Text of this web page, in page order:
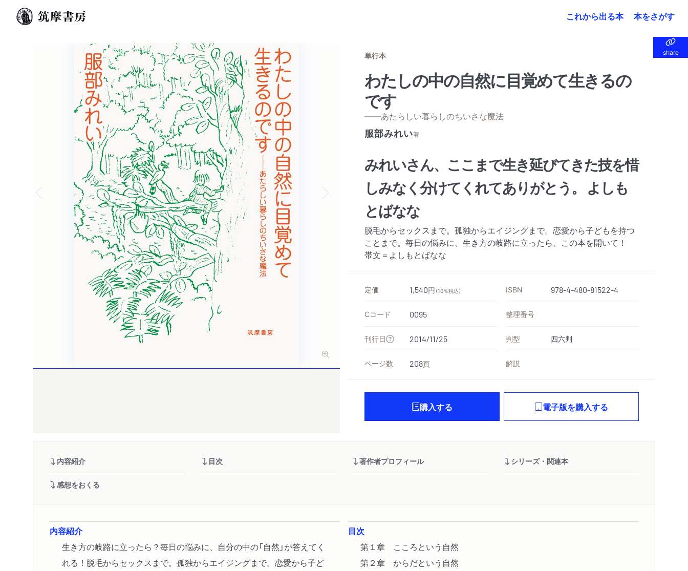
これから出る本 本をさがす
share
share
Previous slide
単行本
わたしの中の自然に目覚めて生きるの
です
——あたらしい暮らしのちいさな魔法
服部みれい著
みれいさん、ここまで生き延びてきた技を惜
しみなく分けてくれてありがとう。 よしも
とばなな
脱毛からセックスまで。孤独からエイジングまで。恋愛から子どもを持つ
ことまで。毎日の悩みに、生き方の岐路に立ったら、この本を開いて！
帯文＝よしもとばなな
定価 1,540円 （10％税込） ISBN 978-4-480-81522-4
Cコード 0095 整理番号
刊行日 2014/11/25 判型 四六判
ページ数 208頁 解説
購入する 電子版を購入する
内容紹介 目次 著作者プロフィール シリーズ・関連本
感想をおくる
内容紹介
生き方の岐路に立ったら？毎日の悩みに、自分の中の「自然」が答えてく
れる！脱毛からセックスまで。孤独からエイジングまで。恋愛から子ど
目次
第１章 こころという自然
第２章 からだという自然